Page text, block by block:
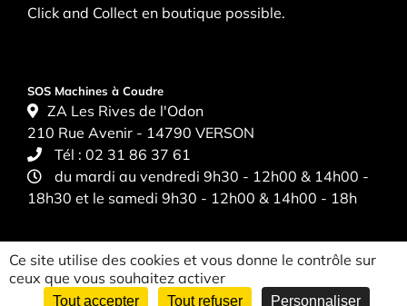
120 mm de liberté créative avec un encombrement
insert pour point de recouvrement est également
inclus pour la table rallonge, avec repères de
couture afin de réaliser vos points de recouvrement
et points de chaînette avec précision le long du
bord.
Click and Collect en boutique possible.
SOS Machines à Coudre
ZA Les Rives de l'Odon
210 Rue Avenir - 14790 VERSON
Tél : 02 31 86 37 61
du mardi au vendredi 9h30 - 12h00 & 14h00 -
18h30 et le samedi 9h30 - 12h00 & 14h00 - 18h
Ce site utilise des cookies et vous donne le contrôle sur
ceux que vous souhaitez activer
Tout accepter Tout refuser Personnaliser